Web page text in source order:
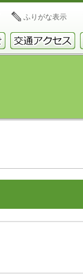
ふりがな表示